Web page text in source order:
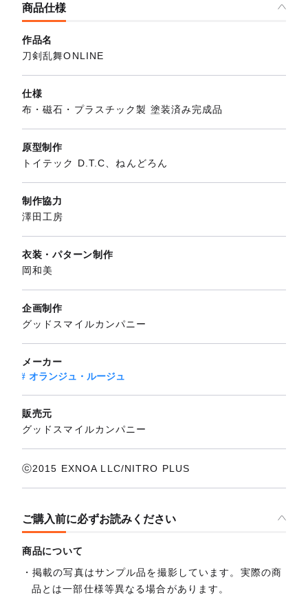
商品仕様
作品名
刀剣乱舞ONLINE
仕様
布・磁石・プラスチック製 塗装済み完成品
原型制作
トイテック D.T.C、ねんどろん
制作協力
澤田工房
衣装・パターン制作
岡和美
企画制作
グッドスマイルカンパニー
メーカー
オランジュ・ルージュ
販売元
グッドスマイルカンパニー
ⓒ2015 EXNOA LLC/NITRO PLUS
ご購入前に必ずお読みください
商品について
掲載の写真はサンプル品を撮影しています。実際の商
品とは一部仕様等異なる場合があります。